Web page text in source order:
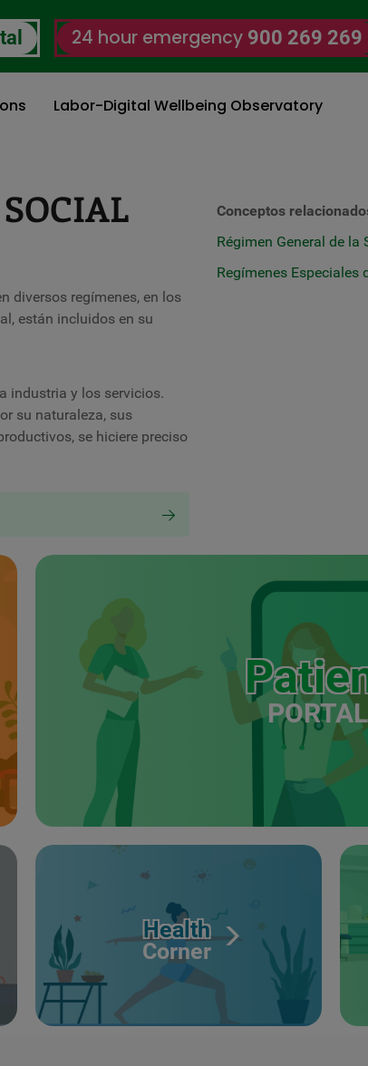
24 hour emergency 900 269 269
Labor-Digital Wellbeing Observatory
diversos regímenes, en los
están incluidos en su
industria y los servicios.
su naturaleza, sus
se hiciere preciso
Conceptos
Régimen General de la
Regímenes Especiales
PORTAL
Health
Corner